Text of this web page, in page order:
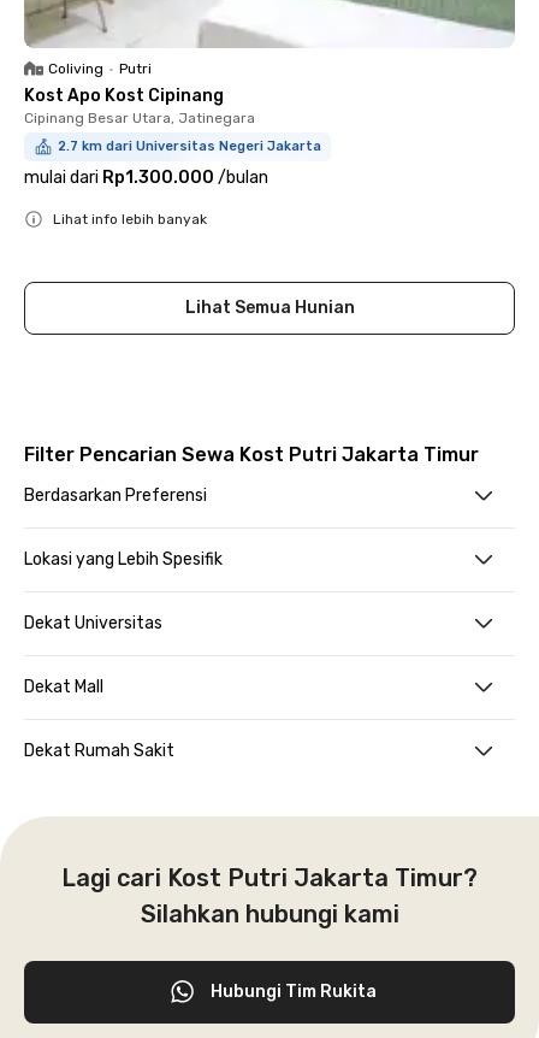
Coliving • Putri
Kost Apo Kost Cipinang
Cipinang Besar Utara, Jatinegara
2.7 km dari Universitas Negeri Jakarta
mulai dari Rp1.300.000 /bulan
Lihat info lebih banyak
Lihat Semua Hunian
Filter Pencarian Sewa Kost Putri Jakarta Timur
Berdasarkan Preferensi
Lokasi yang Lebih Spesifik
Dekat Universitas
Dekat Mall
Dekat Rumah Sakit
Lagi cari Kost Putri Jakarta Timur?
Silahkan hubungi kami
Hubungi Tim Rukita